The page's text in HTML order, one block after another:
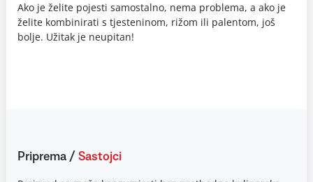
Ako je želite pojesti samostalno, nema problema, a ako je
želite kombinirati s tjesteninom, rižom ili palentom, još
bolje. Užitak je neupitan!
Priprema / Sastojci